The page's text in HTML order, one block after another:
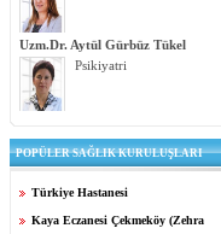
Uzm.Dr. Aytül Gürbüz Tükel
Psikiyatri
POPÜLER SAĞLIK KURULUŞLARI
Türkiye Hastanesi
Kaya Eczanesi Çekmeköy (Zehra